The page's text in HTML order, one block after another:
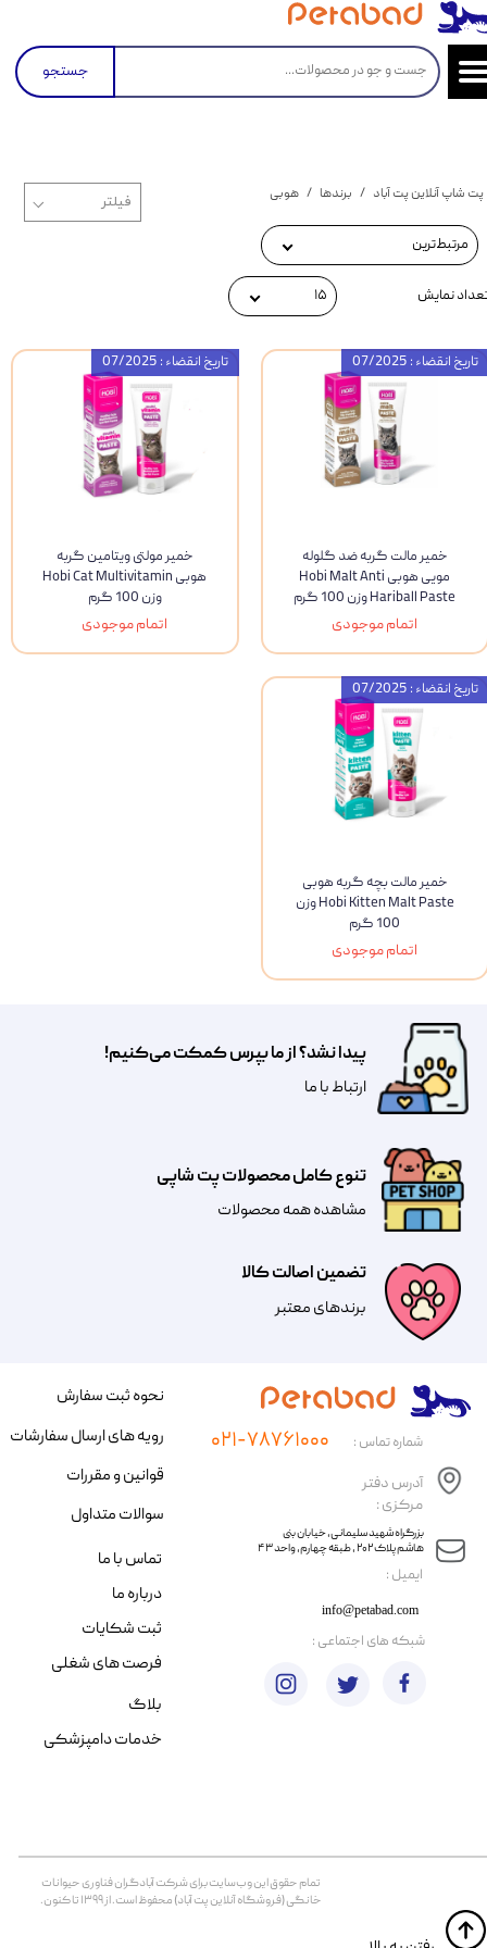
جستجو
پت شاپ آنلاین پت آباد برندها هوبی
مرتبط‌ترین
نمایش ۱۵
خمیر مالت گربه ضد گلوله
مویی هوبی Hobi Malt Anti
Hariball Paste وزن 100 گرم
اتمام موجودی
تاریخ انقضاء : 07/2025
خمیر مولتی ویتامین گربه
هوبی Hobi Cat Multivitamin
وزن 100 گرم
اتمام موجودی
تاریخ انقضاء : 07/2025
خمیر مالت بچه گربه هوبی
Hobi Kitten Malt Paste وزن
100 گرم
اتمام موجودی
تاریخ انقضاء : 07/2025
تضمین اصالت کالا
​​برندهای معتبر​​​​​​​
تنوع کامل محصولات پت شاپی
مشاهده همه محصولات
پیدا نشد؟ از ما بپرس کمکت می‌کنیم!
​​​ارتباط با ما
​ایمیل :
آدرس دفتر
مرکزی :
info@petabad.com
​​بزرگراه شهید سلیمانی، خیابان بنی
هاشم پلاک ۲۰۲ ، طبقه چهارم، واحد ۴۳
شماره تماس : ۰۲۱-۷۸۷۶۱۰۰۰
تمام حقوق اين وب‌سايت برای شرکت آبادگران فناوری حیوانات
خانگی (فروشگاه آنلاین پت آباد) محفوظ است. از ۱۳۹۹ تا کنون.
نحوه ثبت سفارش
رویه های ارسال سفارشات
قوانین و مقررات
سوالات متداول
تماس با ما
درباره ما
ثبت شکایات
فرصت های شغلی
​شبکه های اجتماعی :
بلاگ
خدمات دامپزشکی